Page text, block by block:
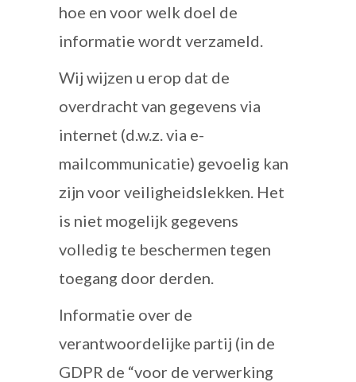
hoe en voor welk doel de
informatie wordt verzameld.
Wij wijzen u erop dat de
overdracht van gegevens via
internet (d.w.z. via e-
mailcommunicatie) gevoelig kan
zijn voor veiligheidslekken. Het
is niet mogelijk gegevens
volledig te beschermen tegen
toegang door derden.
Informatie over de
verantwoordelijke partij (in de
GDPR de “voor de verwerking